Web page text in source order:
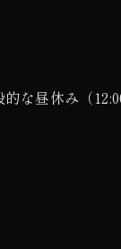
な昼休み（